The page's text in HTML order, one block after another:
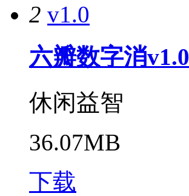
2
六瓣数字消v1.0
休闲益智
36.07MB
下载